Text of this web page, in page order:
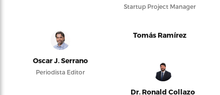
Startup Project Manager
Oscar J. Serrano
Periodista Editor
Tomás Ramírez
Dr. Ronald Collazo